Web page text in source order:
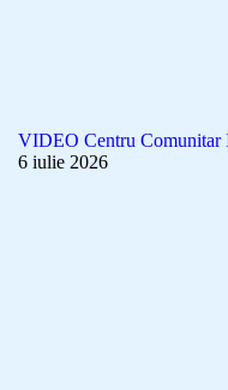
VIDEO Centru Comunitar
6 iulie 2026